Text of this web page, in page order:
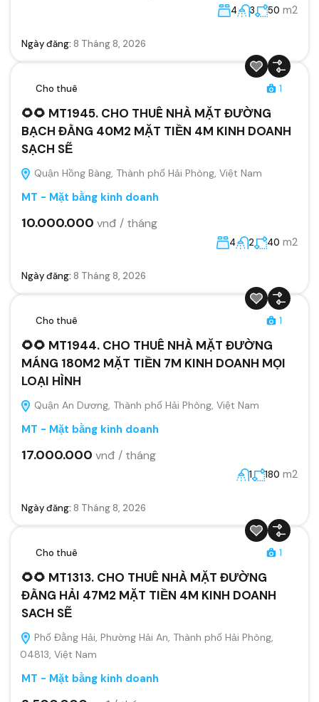
4 3 50 m2
Ngày đăng: 8 Tháng 8, 2026
Cho thuê 1
🌻🌻 MT1945. CHO THUÊ NHÀ MẶT ĐƯỜNG
BẠCH ĐẰNG 40M2 MẶT TIỀN 4M KINH DOANH
SẠCH SẼ
Quận Hồng Bàng, Thành phố Hải Phòng, Việt Nam
MT - Mặt bằng kinh doanh
10.000.000 vnđ / tháng
4 2 40 m2
Ngày đăng: 8 Tháng 8, 2026
Cho thuê 1
🌻🌻 MT1944. CHO THUÊ NHÀ MẶT ĐƯỜNG
MÁNG 180M2 MẶT TIỀN 7M KINH DOANH MỌI
LOẠI HÌNH
Quận An Dương, Thành phố Hải Phòng, Việt Nam
MT - Mặt bằng kinh doanh
17.000.000 vnđ / tháng
1 180 m2
Ngày đăng: 8 Tháng 8, 2026
Cho thuê 1
🌻🌻 MT1313. CHO THUÊ NHÀ MẶT ĐƯỜNG
ĐẰNG HẢI 47M2 MẶT TIỀN 4M KINH DOANH
SACH SẼ
Phố Đằng Hải, Phường Hải An, Thành phố Hải Phòng,
04813, Việt Nam
MT - Mặt bằng kinh doanh